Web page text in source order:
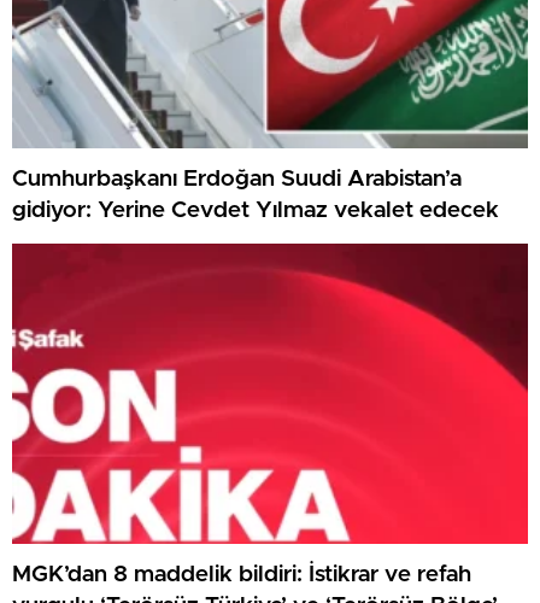
Cumhurbaşkanı Erdoğan Suudi Arabistan’a
gidiyor: Yerine Cevdet Yılmaz vekalet edecek
MGK’dan 8 maddelik bildiri: İstikrar ve refah